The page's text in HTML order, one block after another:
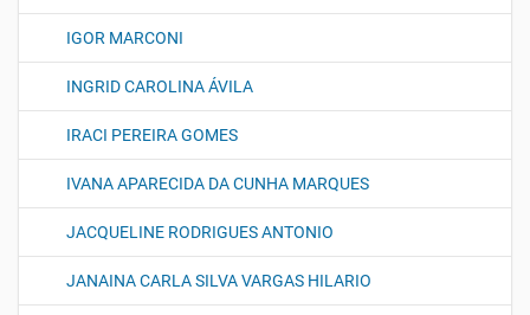
IGOR MARCONI
INGRID CAROLINA ÁVILA
IRACI PEREIRA GOMES
IVANA APARECIDA DA CUNHA MARQUES
JACQUELINE RODRIGUES ANTONIO
JANAINA CARLA SILVA VARGAS HILARIO